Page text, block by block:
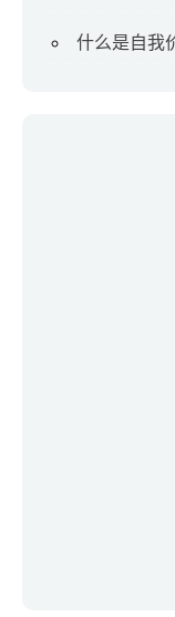
什么是自我